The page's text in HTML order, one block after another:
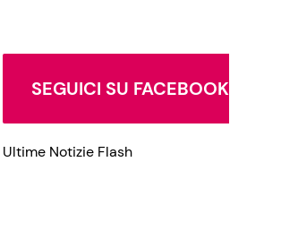
SEGUICI SU FACEBOOK
Ultime Notizie Flash